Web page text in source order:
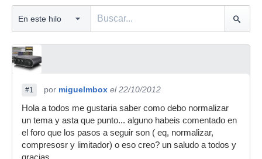
#1 por miguelmbox el 22/10/2012
Hola a todos me gustaria saber como debo normalizar
un tema y asta que punto... alguno habeis comentado en
el foro que los pasos a seguir son ( eq, normalizar,
compresosr y limitador) o eso creo? un saludo a todos y